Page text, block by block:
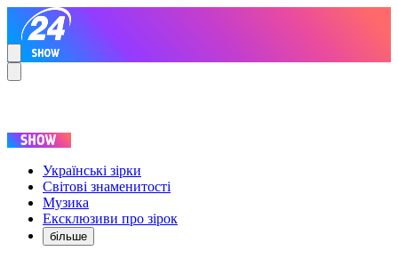
Українські зірки
Світові знаменитості
Музика
Ексклюзиви про зірок
більше